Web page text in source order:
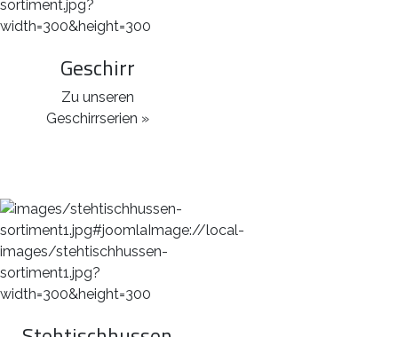
Geschirr
Zu unseren
Geschirrserien »